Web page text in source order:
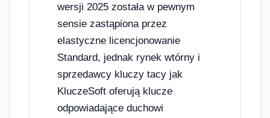
wersji 2025 została w pewnym
sensie zastąpiona przez
elastyczne licencjonowanie
Standard, jednak rynek wtórny i
sprzedawcy kluczy tacy jak
KluczeSoft oferują klucze
odpowiadające duchowi